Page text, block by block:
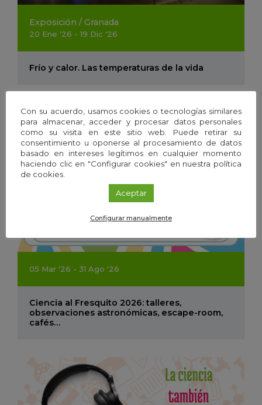
Exposición / Granada
20 Ene '26 - 19 Dic '26
Frío y calor. Las temperaturas de la vida
05 Mar '26 - 31 Ago '26
Ciencia al Fresquito 2026: talleres,
observaciones astronómicas, escape-room,
cafés…
Con su acuerdo, usamos cookies o tecnologías similares
para almacenar, acceder y procesar datos personales
como su visita en este sitio web. Puede retirar su
consentimiento u oponerse al procesamiento de datos
basado en intereses legítimos en cualquier momento
haciendo clic en "Configurar cookies" en nuestra política
de cookies.
Aceptar
Configurar manualmente